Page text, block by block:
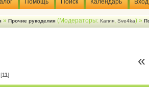
Помощь Поиск Календарь Вход
» Прочие рукоделия (Модераторы: Капля, Sve4ka) »
[11]